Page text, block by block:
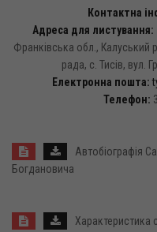
Контактна
Адреса для листування:
Франківська обл., Калуський
рада, с. Тисів, вул.
Електронна пошта:
Телефон:
Автобіографія
Богдановича
Характеристика